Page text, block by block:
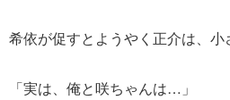
希依が促すとようやく正介は、小
「実は、俺と咲ちゃんは…」